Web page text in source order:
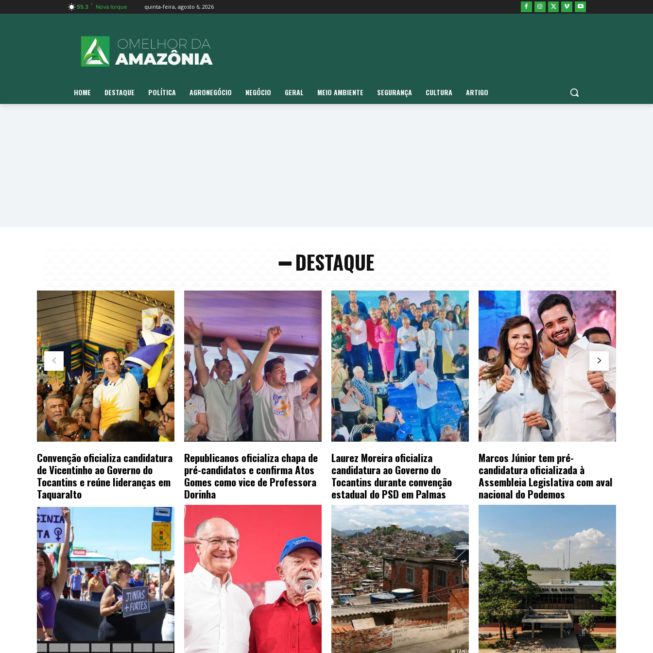
55.3 F Nova Iorque quinta-feira, agosto 6, 2026
HOME DESTAQUE POLÍTICA AGRONEGÓCIO NEGÓCIO GERAL MEIO AMBIENTE SEGURANÇA CULTURA ARTIGO
━ DESTAQUE
Convenção oficializa candidatura
de Vicentinho ao Governo do
Tocantins e reúne lideranças em
Taquaralto
Republicanos oficializa chapa de
pré-candidatos e confirma Atos
Gomes como vice de Professora
Dorinha
Laurez Moreira oficializa
candidatura ao Governo do
Tocantins durante convenção
estadual do PSD em Palmas
Marcos Júnior tem pré-
candidatura oficializada à
Assembleia Legislativa com aval
nacional do Podemos